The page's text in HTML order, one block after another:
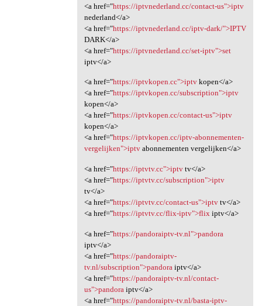
<a href="https://iptvnederland.cc/contact-us">iptv
nederland</a>
<a href="https://iptvnederland.cc/iptv-dark/">IPTV
DARK</a>
<a href="https://iptvnederland.cc/set-iptv">set
iptv</a>
<a href="https://iptvkopen.cc">iptvkopen</a>
<a href="https://iptvkopen.cc/subscription">iptv
kopen</a>
<a href="https://iptvkopen.cc/contact-us">iptv
kopen</a>
<a href="https://iptvkopen.cc/iptv-abonnementen-
vergelijken">iptvabonnementen vergelijken</a>
<a href="https://iptvtv.cc">iptvtv</a>
<a href="https://iptvtv.cc/subscription">iptv
tv</a>
<a href="https://iptvtv.cc/contact-us">iptvtv</a>
<a href="https://iptvtv.cc/flix-iptv">flix iptv</a>
<a href="https://pandoraiptv-tv.nl">pandora
iptv</a>
<a href="https://pandoraiptv-
tv.nl/subscription">pandora iptv</a>
<a href="https://pandoraiptv-tv.nl/contact-
us">pandora iptv</a>
<a href="https://pandoraiptv-tv.nl/basta-iptv-